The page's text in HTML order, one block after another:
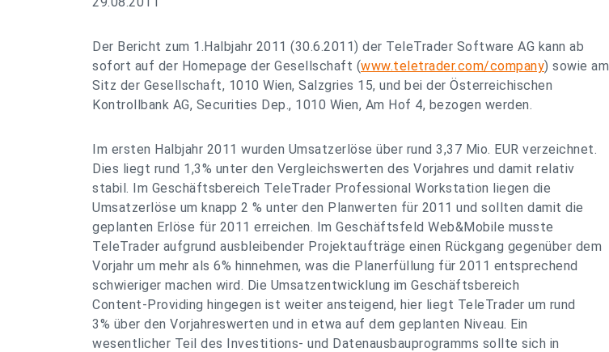
Der Bericht zum 1.Halbjahr 2011 (30.6.2011) der TeleTrader Software AG kann ab
sofort auf der Homepage der Gesellschaft (www.teletrader.com/company) sowie am
Sitz der Gesellschaft, 1010 Wien, Salzgries 15, und bei der Österreichischen
Kontrollbank AG, Securities Dep., 1010 Wien, Am Hof 4, bezogen werden.
Im ersten Halbjahr 2011 wurden Umsatzerlöse über rund 3,37 Mio. EUR verzeichnet.
Dies liegt rund 1,3% unter den Vergleichswerten des Vorjahres und damit relativ
stabil. Im Geschäftsbereich TeleTrader Professional Workstation liegen die
Umsatzerlöse um knapp 2 % unter den Planwerten für 2011 und sollten damit die
geplanten Erlöse für 2011 erreichen. Im Geschäftsfeld Web&Mobile musste
TeleTrader aufgrund ausbleibender Projektaufträge einen Rückgang gegenüber dem
Vorjahr um mehr als 6% hinnehmen, was die Planerfüllung für 2011 entsprechend
schwieriger machen wird. Die Umsatzentwicklung im Geschäftsbereich
Content-Providing hingegen ist weiter ansteigend, hier liegt TeleTrader um rund
3% über den Vorjahreswerten und in etwa auf dem geplanten Niveau. Ein
wesentlicher Teil des Investitions- und Datenausbauprogramms sollte sich in